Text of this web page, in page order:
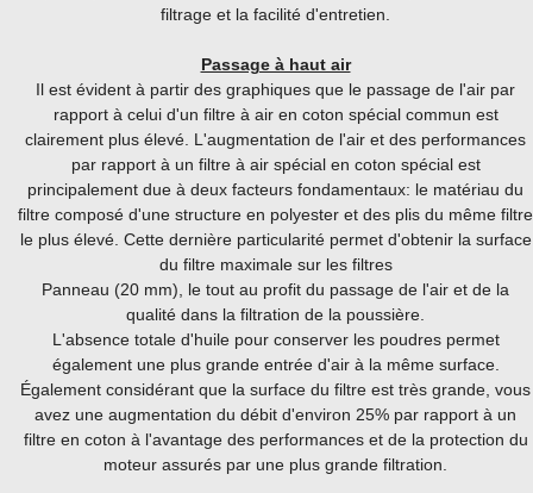
filtrage et la facilité d'entretien.
Passage à haut air
Il est évident à partir des graphiques que le passage de l'air par
rapport à celui d'un filtre à air en coton spécial commun est
clairement plus élevé. L'augmentation de l'air et des performances
par rapport à un filtre à air spécial en coton spécial est
principalement due à deux facteurs fondamentaux: le matériau du
filtre composé d'une structure en polyester et des plis du même filtre
le plus élevé. Cette dernière particularité permet d'obtenir la surface
du filtre maximale sur les filtres
Panneau (20 mm), le tout au profit du passage de l'air et de la
qualité dans la filtration de la poussière.
L'absence totale d'huile pour conserver les poudres permet
également une plus grande entrée d'air à la même surface.
Également considérant que la surface du filtre est très grande, vous
avez une augmentation du débit d'environ 25% par rapport à un
filtre en coton à l'avantage des performances et de la protection du
moteur assurés par une plus grande filtration.